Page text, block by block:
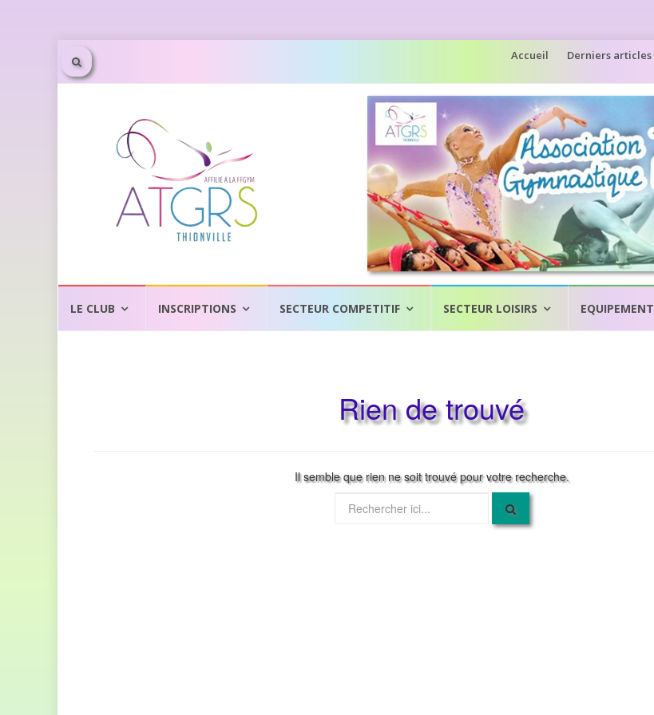
Aller
au
contenu
Accueil Derniers articles
LE CLUB INSCRIPTIONS SECTEUR COMPETITIF SECTEUR LOISIRS EQUIPEMENT
Rien de trouvé
Il semble que rien ne soit trouvé pour votre recherche.
pour